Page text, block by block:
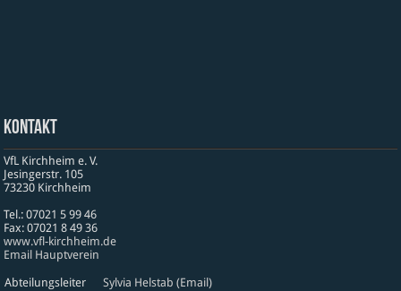
Kontakt
VfL Kirchheim e. V.
Jesinger­str. 105
73230 Kirch­heim
Tel.: 07021 5 99 46
Fax: 07021 8 49 36
www​.vfl​-kirch​heim​.de
Email Hauptverein
Abteilungsleiter
Sylvia Helstab (Email)